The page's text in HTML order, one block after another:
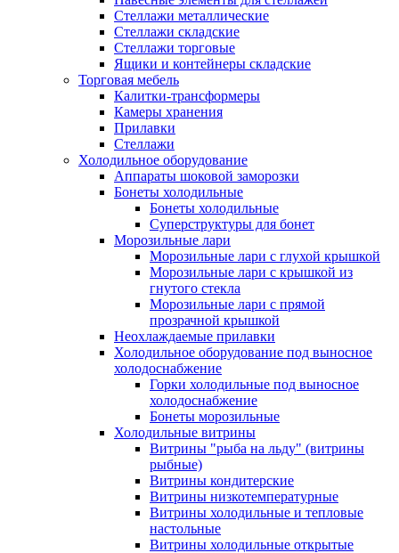
Стеллажи металлические
Стеллажи складские
Стеллажи торговые
Ящики и контейнеры складские
Торговая мебель
Калитки-трансформеры
Камеры хранения
Прилавки
Стеллажи
Холодильное оборудование
Аппараты шоковой заморозки
Бонеты холодильные
Бонеты холодильные
Суперструктуры для бонет
Морозильные лари
Морозильные лари с глухой крышкой
Морозильные лари с крышкой из
гнутого стекла
Морозильные лари с прямой
прозрачной крышкой
Неохлаждаемые прилавки
Холодильное оборудование под выносное
холодоснабжение
Горки холодильные под выносное
холодоснабжение
Бонеты морозильные
Холодильные витрины
Витрины "рыба на льду" (витрины
рыбные)
Витрины кондитерские
Витрины низкотемпературные
Витрины холодильные и тепловые
настольные
Витрины холодильные открытые